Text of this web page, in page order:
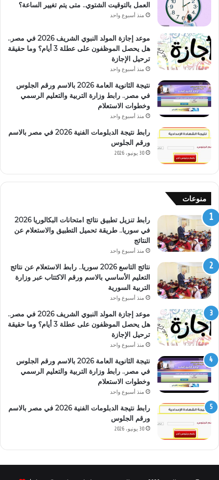
العمل بالتوقيت الشتوي.. متى يتم تغيير الساعة؟
منذ أسبوع واحد
موعد إجازة المولد النبوي الشريف 2026 في مصر..
هل يحصل الموظفون على عطلة 3 أيام؟ وما حقيقة
ترحيل الإجازة
منذ أسبوع واحد
نتيجة الثانوية العامة 2026 بالاسم ورقم الجلوس
في مصر.. رابط وزارة التربية والتعليم الرسمي
وخطوات الاستعلام
منذ أسبوع واحد
رابط نتيجة الدبلومات الفنية 2026 في مصر بالاسم
ورقم الجلوس
30 يونيو، 2026
منوعات
رابط تنزيل تطبيق نتائج امتحانات البكالوريا 2026
في سوريا.. طريقة تحميل التطبيق والاستعلام عن
النتائج
منذ أسبوع واحد
نتائج التاسع 2026 سوريا.. رابط الاستعلام عن نتائج
التعليم الأساسي بالاسم ورقم الاكتتاب عبر وزارة
التربية السورية
منذ أسبوع واحد
موعد إجازة المولد النبوي الشريف 2026 في مصر..
هل يحصل الموظفون على عطلة 3 أيام؟ وما حقيقة
ترحيل الإجازة
منذ أسبوع واحد
نتيجة الثانوية العامة 2026 بالاسم ورقم الجلوس
في مصر.. رابط وزارة التربية والتعليم الرسمي
وخطوات الاستعلام
منذ أسبوع واحد
رابط نتيجة الدبلومات الفنية 2026 في مصر بالاسم
ورقم الجلوس
30 يونيو، 2026